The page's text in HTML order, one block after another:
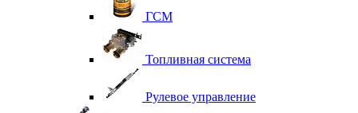
ГСМ
Топливная система
Рулевое управление